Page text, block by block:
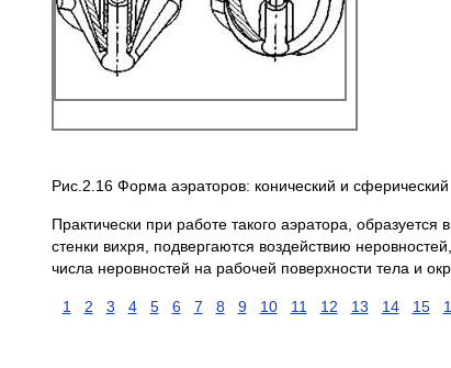
Рис.2.16 Форма аэраторов: конический и сферический
Практически при работе такого аэратора,
стенки вихря, подвергаются воздействию
числа неровностей на рабочей поверхности тела и
1 2 3 4 5 6 7 8 9 10 11 12 13 14 15